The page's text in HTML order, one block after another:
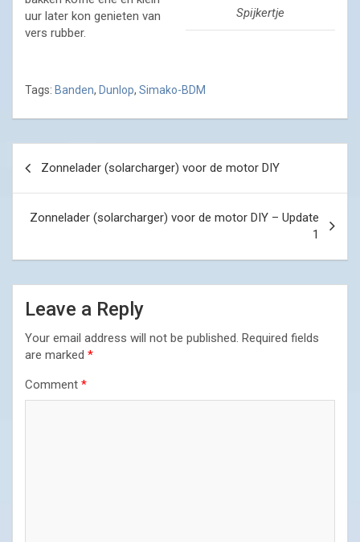
Spijkertje
uur later kon genieten van
vers rubber.
Tags: Banden, Dunlop, Simako-BDM
navigation
Zonnelader (solarcharger) voor de motor DIY
Zonnelader (solarcharger) voor de motor DIY – Update
1
Leave a Reply
Your email address will not be published. Required fields
are marked *
Comment *